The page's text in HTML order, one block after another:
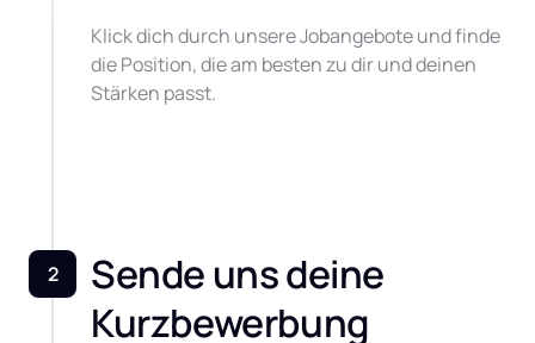
Klick dich durch unsere Jobangebote und finde
die Position, die am besten zu dir und deinen
Stärken passt.
2
Sende uns deine
Kurzbewerbung